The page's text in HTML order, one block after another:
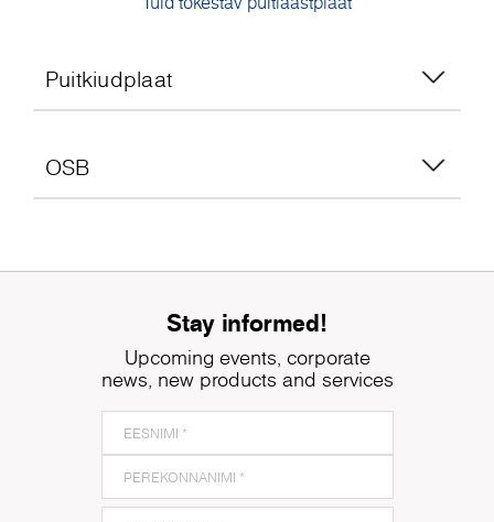
Puitkiudplaat
OSB
Stay informed!
Upcoming events, corporate
news, new products and services